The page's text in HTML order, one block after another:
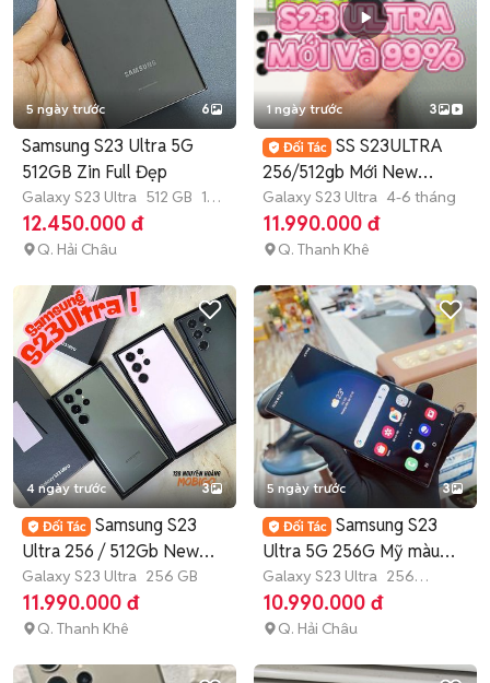
5 ngày trước 6
Samsung S23 Ultra 5G
512GB Zin Full Đẹp
Galaxy S23 Ultra 512 GB 1
tháng
12.450.000 đ
Q. Hải Châu
1 ngày trước 3
SS S23ULTRA
256/512gb Mới New
Fullbox
Galaxy S23 Ultra 4-6 tháng
11.990.000 đ
Q. Thanh Khê
4 ngày trước 3
Samsung S23
Ultra 256 / 512Gb New
Mới
Galaxy S23 Ultra 256 GB
11.990.000 đ
Q. Thanh Khê
5 ngày trước 3
Samsung S23
Ultra 5G 256G Mỹ màu
đen có Trả Góp
Galaxy S23 Ultra 256
GB Còn bảo hành
10.990.000 đ
Q. Hải Châu